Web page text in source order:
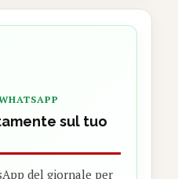
sul tuo
del giornale per